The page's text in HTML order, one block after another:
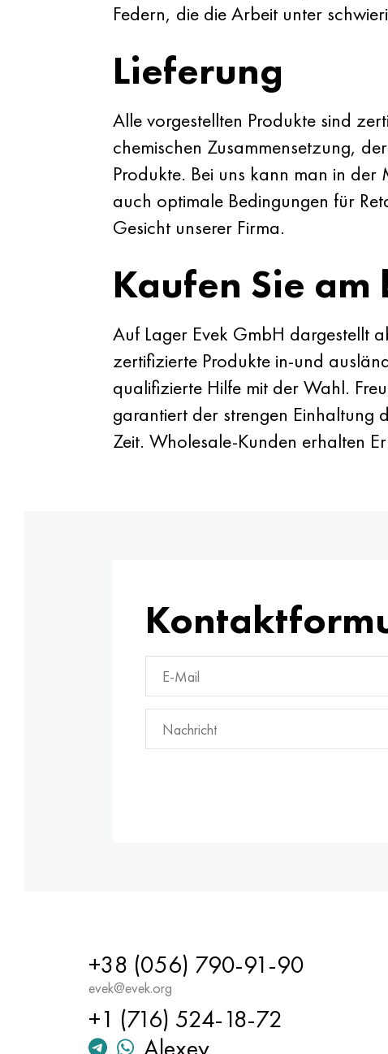
Federn, die die Arbeit unter
Lieferung
Alle vorgestellten Produkte sind
chemischen Zusammensetzung,
Produkte. Bei uns kann man in
auch optimale Bedingungen für
Gesicht unserer Firma.
Kaufen Sie am
Auf Lager Evek GmbH dargestellt
zertifizierte Produkte in-und
qualifizierte Hilfe mit der Wahl.
garantiert der strengen
Zeit. Wholesale-Kunden erhalten
+38 (056) 790-91-90
evek@evek.org
+1 (716) 524-18-72